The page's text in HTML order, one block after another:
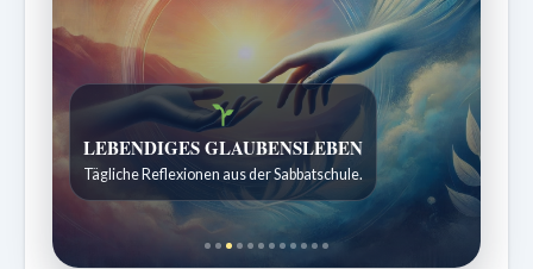
Bibelgeschichten zum Staunen
Kindergeschichten für 7 bis 12 Jahre.